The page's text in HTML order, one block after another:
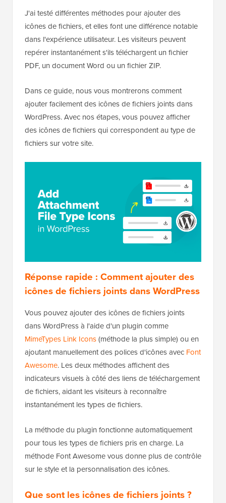
J'ai testé différentes méthodes pour ajouter des
icônes de fichiers, et elles font une différence notable
dans l'expérience utilisateur. Les visiteurs peuvent
repérer instantanément s'ils téléchargent un fichier
PDF, un document Word ou un fichier ZIP.
Dans ce guide, nous vous montrerons comment
ajouter facilement des icônes de fichiers joints dans
WordPress. Avec nos étapes, vous pouvez afficher
des icônes de fichiers qui correspondent au type de
fichiers sur votre site.
Réponse rapide : Comment ajouter des
icônes de fichiers joints dans WordPress
Vous pouvez ajouter des icônes de fichiers joints
dans WordPress à l'aide d'un plugin comme
MimeTypes Link Icons(méthode la plus simple) ou en
ajoutant manuellement des polices d'icônes avec Font
Awesome. Les deux méthodes affichent des
indicateurs visuels à côté des liens de téléchargement
de fichiers, aidant les visiteurs à reconnaître
instantanément les types de fichiers.
La méthode du plugin fonctionne automatiquement
pour tous les types de fichiers pris en charge. La
méthode Font Awesome vous donne plus de contrôle
sur le style et la personnalisation des icônes.
Que sont les icônes de fichiers joints ?